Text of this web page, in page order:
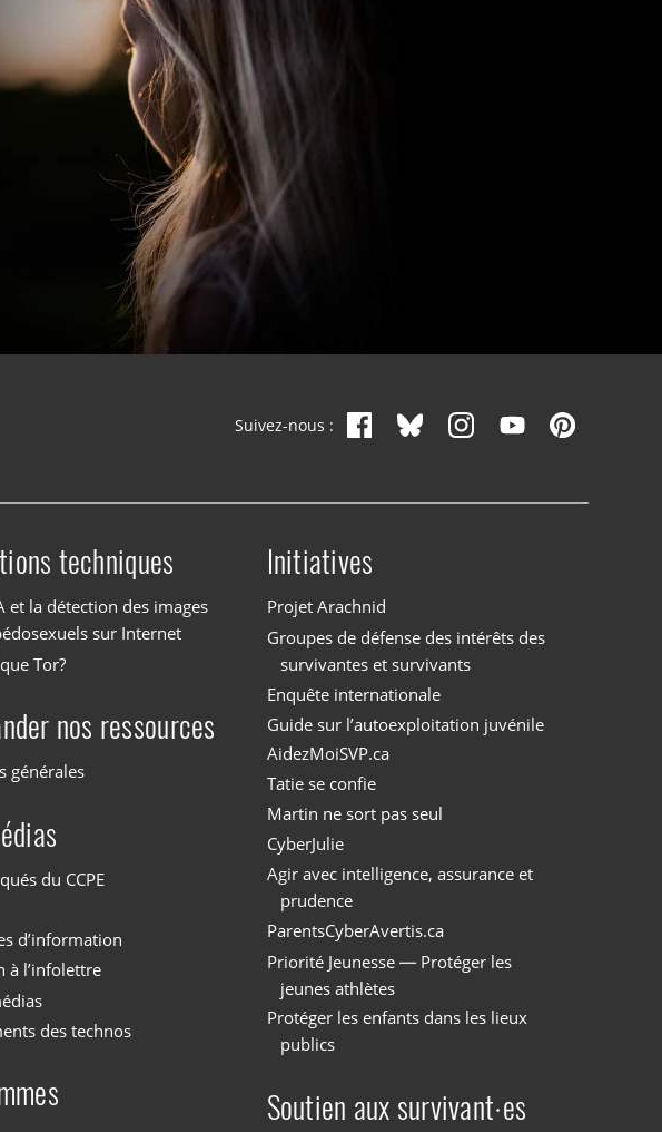
Suivez-nous :
techniques
et la détection des images
sur Internet
Tor?
nos ressources
générales
du CCPE
d’information
à l’infolettre
des technos
Initiatives
Projet Arachnid
Groupes de défense des intérêts des
survivantes et survivants
Enquête internationale
Guide sur l’autoexploitation juvénile
AidezMoiSVP.ca
Tatie se confie
Martin ne sort pas seul
CyberJulie
Agir avec intelligence, assurance et
prudence
ParentsCyberAvertis.ca
Priorité Jeunesse — Protéger les
jeunes athlètes
Protéger les enfants dans les lieux
publics
Soutien aux survivant·es